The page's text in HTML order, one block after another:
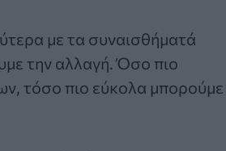
με τα συναισθήματά
την αλλαγή. Όσο πιο
τόσο πιο εύκολα μπορούμε